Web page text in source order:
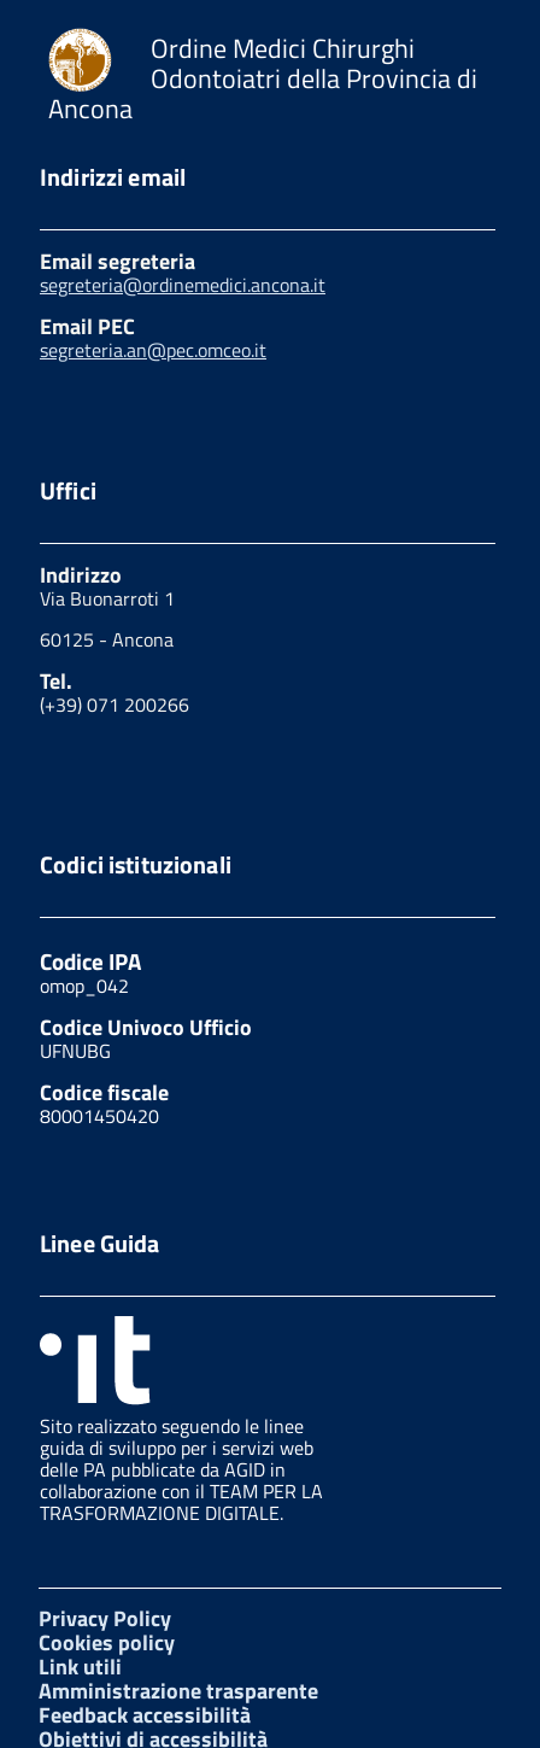
Ordine Medici Chirurghi
Odontoiatri della Provincia di
Ancona
Indirizzi email
Email segreteria
segreteria@ordinemedici.ancona.it
Email PEC
segreteria.an@pec.omceo.it
Uffici
Indirizzo
Via Buonarroti 1
60125 - Ancona
Tel.
(+39) 071 200266
Codici istituzionali
Codice IPA
omop_042
Codice Univoco Ufficio
UFNUBG
Codice fiscale
80001450420
Linee Guida
Sito realizzato seguendo le linee
guida di sviluppo per i servizi web
delle PA pubblicate da AGID in
collaborazione con il TEAM PER LA
TRASFORMAZIONE DIGITALE.
Privacy Policy
Cookies policy
Link utili
Amministrazione trasparente
Feedback accessibilità
Obiettivi di accessibilità